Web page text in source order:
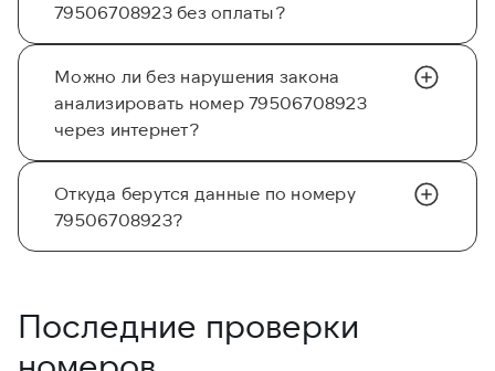
79506708923 без оплаты?
Можно ли без нарушения закона
анализировать номер 79506708923
через интернет?
Откуда берутся данные по номеру
79506708923?
Последние проверки